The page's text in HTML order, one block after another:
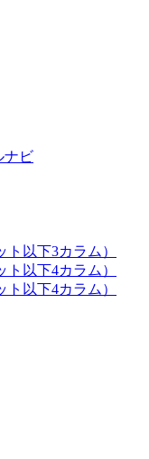
ナビ
以下3カラム）
以下4カラム）
以下4カラム）